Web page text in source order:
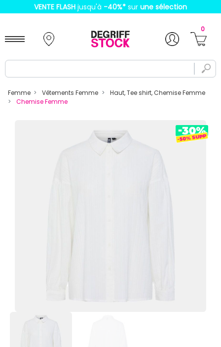
VENTE FLASH jusqu'à -40%* sur une sélection
0
Femme Vêtements Femme
Haut, Tee shirt, Chemise Femme
Chemise Femme